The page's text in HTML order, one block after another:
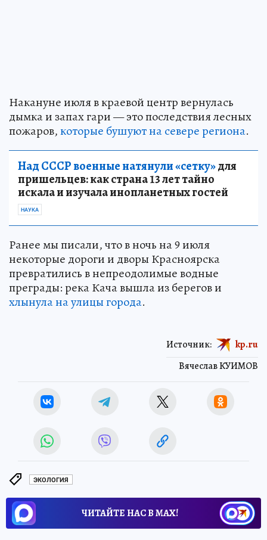
Накануне июля в краевой центр вернулась
дымка и запах гари — это последствия лесных
пожаров,которые бушуют на севере региона.
Над СССР военные натянули «сетку»для
пришельцев: как страна 13 лет тайно
искала и изучала инопланетных гостей
НАУКА
Ранее мы писали, что в ночь на 9 июля
некоторые дороги и дворы Красноярска
превратились в непреодолимые водные
преграды: река Кача вышла из берегов и
хлынула на улицы города.
Вячеслав КУИМОВ
Источник: kp.ru
ЭКОЛОГИЯ
ЧИТАЙТЕ НАС В МАХ!